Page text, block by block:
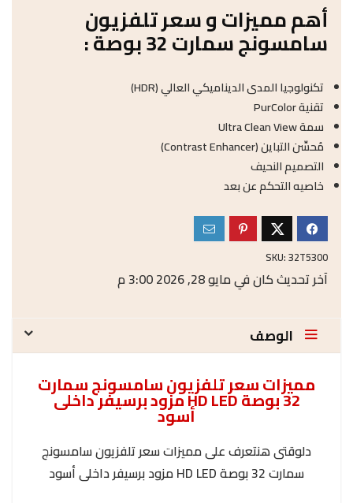
أهم مميزات و سعر تلفزيون
سامسونج سمارت 32 بوصة :
تكنولوجيا المدى الديناميكي العالي (HDR)
تقنية PurColor
سمة Ultra Clean View
مُحسِّن التباين (Contrast Enhancer)
التصميم النحيف
خاصيه التحكم عن بعد
SKU:32T5300
آخر تحديث كان في مايو 28, 2026 3:00 م
الوصف
مميزات سعر تلفزيون سامسونج سمارت
32 بوصة HD LED مزود برسيفر داخلى
أسود
دلوقتى هنتعرف على مميزات سعر تلفزيون سامسونج
سمارت 32 بوصة HD LED مزود برسيفر داخلى أسود